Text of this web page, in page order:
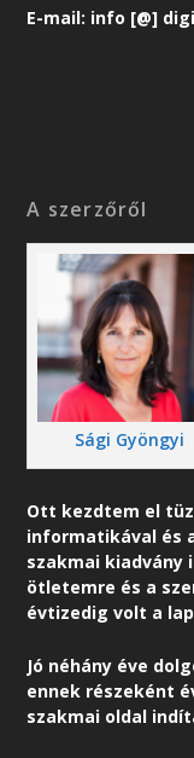
E-mail: info [@]
A szerzőről
Sági Gyöngyi
Ott kezdtem el
informatikával és
szakmai kiadvány
ötletemre és a
évtizedig volt a
Jó néhány éve
ennek részeként é
szakmai oldal